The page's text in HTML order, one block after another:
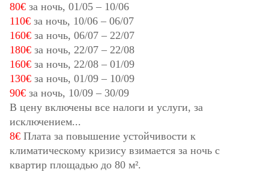
80€ за ночь, 01/05 – 10/06
110€ за ночь, 10/06 – 06/07
160€ за ночь, 06/07 – 22/07
180€ за ночь, 22/07 – 22/08
160€ за ночь, 22/08 – 01/09
130€ за ночь, 01/09 – 10/09
90€ за ночь, 10/09 – 30/09
В цену включены все налоги и услуги, за
исключением...
8€ Плата за повышение устойчивости к
климатическому кризису взимается за ночь с
квартир площадью до 80 м².